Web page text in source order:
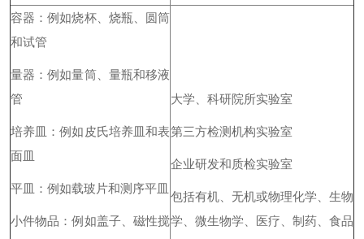
容器：例如烧杯、烧瓶、圆筒
和试管
量器：例如量筒、量瓶和移液
管
培养皿：例如皮氏培养皿和表
面皿
平皿：例如载玻片和测序平皿
小件物品：例如盖子、磁性搅
大学、科研院所实验室
第三方检测机构实验室
企业研发和质检实验室
包括有机、无机或物理化学、生物
学、微生物学、医疗、制药、食品